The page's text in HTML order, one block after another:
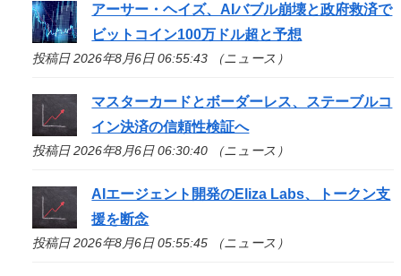
アーサー・ヘイズ、AIバブル崩壊と政府救済で
ビットコイン100万ドル超と予想
投稿日 2026年8月6日 06:55:43 （ニュース）
マスターカードとボーダーレス、ステーブルコ
イン決済の信頼性検証へ
投稿日 2026年8月6日 06:30:40 （ニュース）
AIエージェント開発のEliza Labs、トークン支
援を断念
投稿日 2026年8月6日 05:55:45 （ニュース）